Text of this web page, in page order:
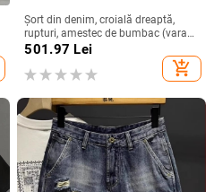
Șort din denim, croială dreaptă,
rupturi, amestec de bumbac (vara
2024)
501.97 Lei
add_shopping_cart